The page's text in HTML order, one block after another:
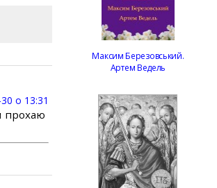
о 13:31
прохаю
Максим Березовський.
Артем Ведель